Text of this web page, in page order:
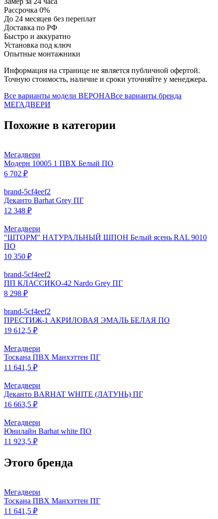
Рассрочка 0%
До 24 месяцев без переплат
Доставка по РФ
Быстро и аккуратно
Установка под ключ
Опытные монтажники
Информация на странице не является публичной офертой.
Точную стоимость, наличие и сроки уточняйте у менеджера.
Все варианты модели ВЕРОНАВсе варианты бренда
МЕГАДВЕРИ
Похожие в категории
Мегадвери
Модерн 10005 1 ПВХ Белый ПО
6 702 ₽
brand-5cf4eef2
Деканто Barhat Grey ПГ
12 348 ₽
Мегадвери
"ШТОРМ" НАТУРАЛЬНЫЙ ШПОН Белый ясень RAL 9010
ПО
10 350 ₽
brand-5cf4eef2
ПП КЛАССИКО-42 Nardo Grey ПГ
8 298 ₽
brand-5cf4eef2
ПРЕСТИЖ-1 АКРИЛОВАЯ ЭМАЛЬ БЕЛАЯ ПО
19 612,5 ₽
Мегадвери
Тоскана ПВХ Манхэттен ПГ
11 641,5 ₽
Мегадвери
Деканто BARHAT WHITE (ЛАТУНЬ) ПГ
16 663,5 ₽
Мегадвери
Юнилайн Barhat white ПО
11 923,5 ₽
Этого бренда
Мегадвери
Тоскана ПВХ Манхэттен ПГ
11 641,5 ₽